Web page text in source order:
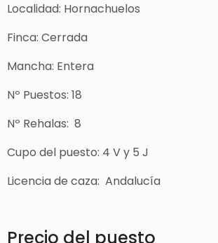
Localidad: Hornachuelos
Finca: Cerrada
Mancha: Entera
Nº Puestos: 18
Nº Rehalas: 8
Cupo del puesto: 4 V y 5 J
Licencia de caza: Andalucía
Precio del puesto